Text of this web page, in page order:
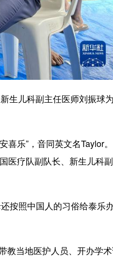
生儿科副主任医师刘振球
乐”，音同英文名Taylor
医疗队副队长、新生儿科
按照中国人的习俗给泰乐
当地医护人员、开办学术